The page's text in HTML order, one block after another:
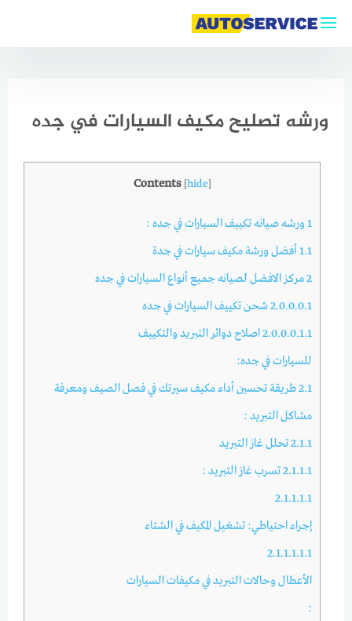
ورشه تصليح مكيف السيارات في جده
Contents [hide]
1ورشه صيانه تكييف السيارات في جده :
1.1 أفضل ورشة مكيف سيارات في جدة
2مركز الافضل لصيانه جميع أنواع السيارات في جده
2.0.0.0.1شحن تكييف السيارات في جده
2.0.0.0.1.1اصلاح دوائر التبريد والتكييف
للسيارات في جده:
2.1طريقة تحسين أداء مكيف سيرتك في فصل الصيف ومعرفة
مشاكل التبريد :
2.1.1تحلل غاز التبريد
2.1.1.1تسرب غاز التبريد :
2.1.1.1.1
إجراء احتياطي: تشغيل المكيف في الشتاء
2.1.1.1.1.1
الأعطال وحالات التبريد في مكيفات السيارات
: